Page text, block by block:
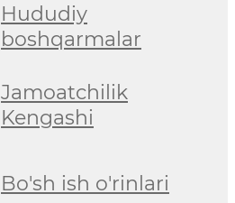
Hududiy
boshqarmalar
Jamoatchilik
Kengashi
Bo'sh ish o'rinlari